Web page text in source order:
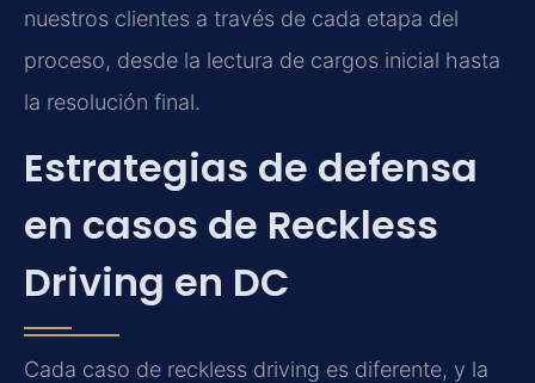
nuestros clientes a través de cada etapa del
proceso, desde la lectura de cargos inicial hasta
la resolución final.
Estrategias de defensa
en casos de Reckless
Driving en DC
Cada caso de reckless driving es diferente, y la